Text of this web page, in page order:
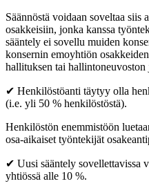
Säännöstä voidaan soveltaa siis
osakkeisiin, jonka kanssa
sääntely ei sovellu muiden
konsernin emoyhtiön
hallituksen tai hallintoneuvoston
✔ Henkilöstöanti täytyy olla
(i.e. yli 50 % henkilöstöstä).
Henkilöstön enemmistöön
osa-aikaiset työntekijät
✔ Uusi sääntely sovellettavissa
yhtiössä alle 10 %.